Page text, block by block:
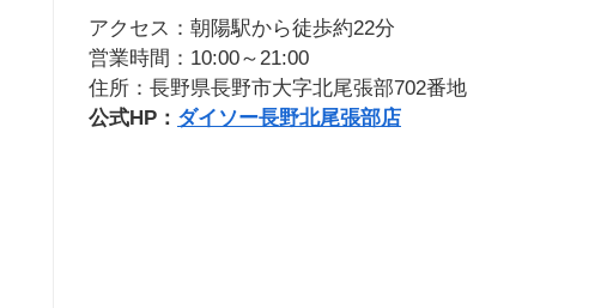
アクセス：朝陽駅から徒歩約22分
営業時間：10:00～21:00
住所：長野県長野市大字北尾張部702番地
公式HP： ダイソー長野北尾張部店